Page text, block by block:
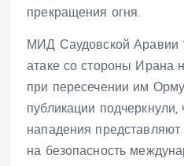
прекращения огня.
МИД Саудовской Аравии
атаке со стороны Ирана
при пересечении им
публикации
нападения представляют
на безопасность